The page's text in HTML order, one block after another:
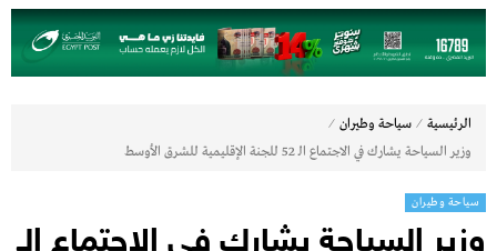
الرئيسية ⁄ سياحة وطيران ⁄
وزير السياحة يشارك في الاجتماع الـ 52 للجنة الإقليمية للشرق الأوسط
سياحة وطيران